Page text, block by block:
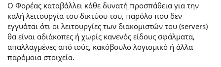
Ο Φορέας καταβάλλει κάθε δυνατή προσπάθεια για την
καλή λειτουργία του δικτύου του, παρόλο που δεν
εγγυάται ότι οι λειτουργίες των διακομιστών του (servers)
θα είναι αδιάκοπες ή χωρίς κανενός είδους σφάλματα,
απαλλαγμένες από ιούς, κακόβουλο λογισμικό ή άλλα
παρόμοια στοιχεία.